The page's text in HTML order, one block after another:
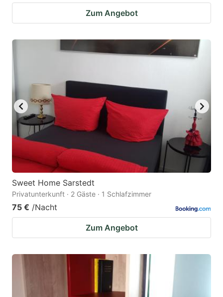
Zum Angebot
Sweet Home Sarstedt
Privatunterkunft · 2 Gäste · 1 Schlafzimmer
75 € /Nacht
Zum Angebot